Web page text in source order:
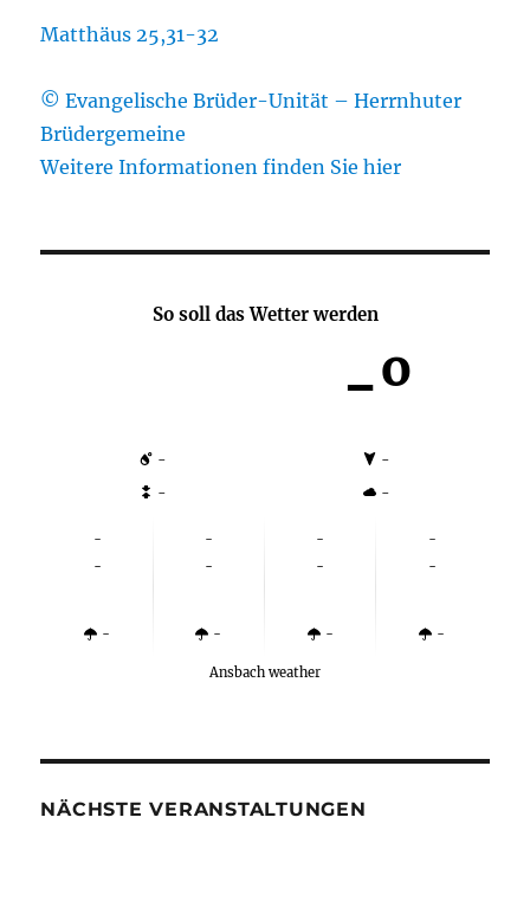
Matthäus 25,31-32
© Evangelische Brüder-Unität – Herrnhuter
Brüdergemeine
Weitere Informationen finden Sie hier
So soll das Wetter werden
-º
-
-
-
-
-
-
-
-
-
-
-
-
-
-
-
-
Ansbach weather
NÄCHSTE VERANSTALTUNGEN